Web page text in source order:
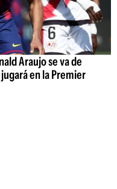
Araujo se va de
en la Premier